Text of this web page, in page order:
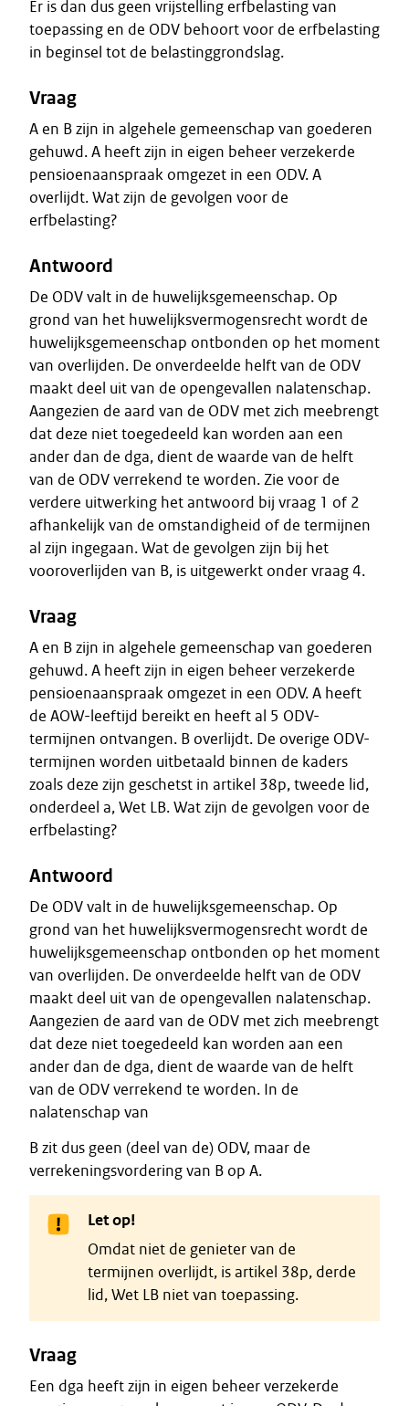
Er is dan dus geen vrijstelling erfbelasting van
toepassing en de ODV behoort voor de erfbelasting
in beginsel tot de belastinggrondslag.
Vraag
A en B zijn in algehele gemeenschap van goederen
gehuwd. A heeft zijn in eigen beheer verzekerde
pensioenaanspraak omgezet in een ODV. A
overlijdt. Wat zijn de gevolgen voor de
erfbelasting?
Antwoord
De ODV valt in de huwelijksgemeenschap. Op
grond van het huwelijksvermogensrecht wordt de
huwelijksgemeenschap ontbonden op het moment
van overlijden. De onverdeelde helft van de ODV
maakt deel uit van de opengevallen nalatenschap.
Aangezien de aard van de ODV met zich meebrengt
dat deze niet toegedeeld kan worden aan een
ander dan de dga, dient de waarde van de helft
van de ODV verrekend te worden. Zie voor de
verdere uitwerking het antwoord bij vraag 1 of 2
afhankelijk van de omstandigheid of de termijnen
al zijn ingegaan. Wat de gevolgen zijn bij het
vooroverlijden van B, is uitgewerkt onder vraag 4.
Vraag
A en B zijn in algehele gemeenschap van goederen
gehuwd. A heeft zijn in eigen beheer verzekerde
pensioenaanspraak omgezet in een ODV. A heeft
de AOW-leeftijd bereikt en heeft al 5 ODV-
termijnen ontvangen. B overlijdt. De overige ODV-
termijnen worden uitbetaald binnen de kaders
zoals deze zijn geschetst in artikel 38p, tweede lid,
onderdeel a, Wet LB. Wat zijn de gevolgen voor de
erfbelasting?
Antwoord
De ODV valt in de huwelijksgemeenschap. Op
grond van het huwelijksvermogensrecht wordt de
huwelijksgemeenschap ontbonden op het moment
van overlijden. De onverdeelde helft van de ODV
maakt deel uit van de opengevallen nalatenschap.
Aangezien de aard van de ODV met zich meebrengt
dat deze niet toegedeeld kan worden aan een
ander dan de dga, dient de waarde van de helft
van de ODV verrekend te worden. In de
nalatenschap van
B zit dus geen (deel van de) ODV, maar de
verrekeningsvordering van B op A.
Let op!
Omdat niet de genieter van de
termijnen overlijdt, is artikel 38p, derde
lid, Wet LB niet van toepassing.
Vraag
Een dga heeft zijn in eigen beheer verzekerde